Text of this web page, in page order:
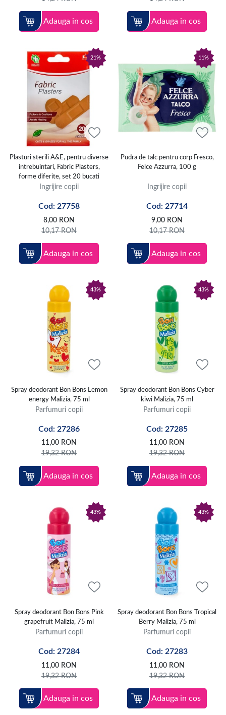
Adauga in cos Adauga in cos
21%
Plasturi sterili A&E, pentru diverse
intrebuintari, Fabric Plasters,
forme diferite, set 20 bucati
Ingrijire copii
Cod: 27758
8,00 RON
10,17RON
Adauga in cos
11%
Pudra de talc pentru corp Fresco,
Felce Azzurra, 100 g
Ingrijire copii
Cod: 27714
9,00 RON
10,17RON
Adauga in cos
43%
Spray deodorant Bon Bons Lemon
energy Malizia, 75 ml
Parfumuri copii
Cod: 27286
11,00 RON
19,32RON
Adauga in cos
43%
Spray deodorant Bon Bons Cyber
kiwi Malizia, 75 ml
Parfumuri copii
Cod: 27285
11,00 RON
19,32RON
Adauga in cos
43%
Spray deodorant Bon Bons Pink
grapefruit Malizia, 75 ml
Parfumuri copii
Cod: 27284
11,00 RON
19,32RON
Adauga in cos
43%
Spray deodorant Bon Bons Tropical
Berry Malizia, 75 ml
Parfumuri copii
Cod: 27283
11,00 RON
19,32RON
Adauga in cos